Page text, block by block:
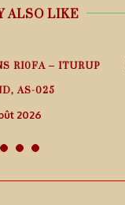
ALSO LIKE
RI0FA – ITURUP
AS-025
2026